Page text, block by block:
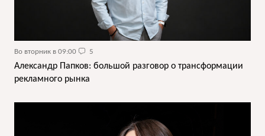
Во вторник в 09:00 5
Александр Папков: большой разговор о трансформации
рекламного рынка